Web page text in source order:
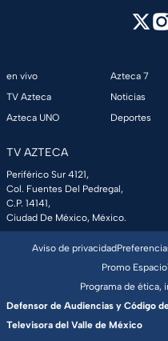
en vivo
TV Azteca
Azteca UNO
Azteca 7
Noticias
Deportes
TV AZTECA
Periférico Sur 4121,
Col. Fuentes Del Pedregal,
C.P. 14141,
Ciudad De México, México.
Aviso de privacidad
Promo Espacio
Programa de ética,
Defensor de Audiencias y Código
Televisora del Valle de México